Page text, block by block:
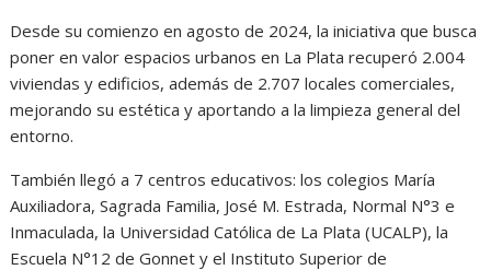
Desde su comienzo en agosto de 2024, la iniciativa que busca
poner en valor espacios urbanos en La Plata recuperó 2.004
viviendas y edificios, además de 2.707 locales comerciales,
mejorando su estética y aportando a la limpieza general del
entorno.
También llegó a 7 centros educativos: los colegios María
Auxiliadora, Sagrada Familia, José M. Estrada, Normal N°3 e
Inmaculada, la Universidad Católica de La Plata (UCALP), la
Escuela N°12 de Gonnet y el Instituto Superior de